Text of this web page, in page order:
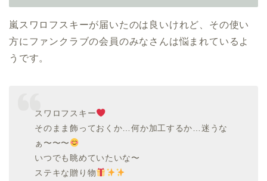
嵐スワロフスキーが届いたのは良いけれど、その使い
方にファンクラブの会員のみなさんは悩まれているよ
うです。
スワロフスキー
そのまま飾っておくか…何か加工するか…迷うな
ぁ〜〜〜
いつでも眺めていたいな〜
ステキな贈り物